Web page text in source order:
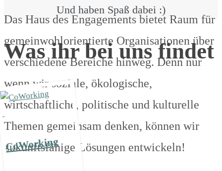
Das Haus des Engagements bietet Raum für
gemeinwohlorientierte Organisationen über
verschiedene Bereiche hinweg. Denn nur
wenn wir soziale, ökologische,
wirtschaftliche, politische und kulturelle
Themen gemeinsam denken, können wir
zukunftsfähige Lösungen entwickeln!
Und haben Spaß dabei :)
Was ihr bei uns findet
CoWorking